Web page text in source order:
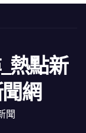
熱點新
網
聞